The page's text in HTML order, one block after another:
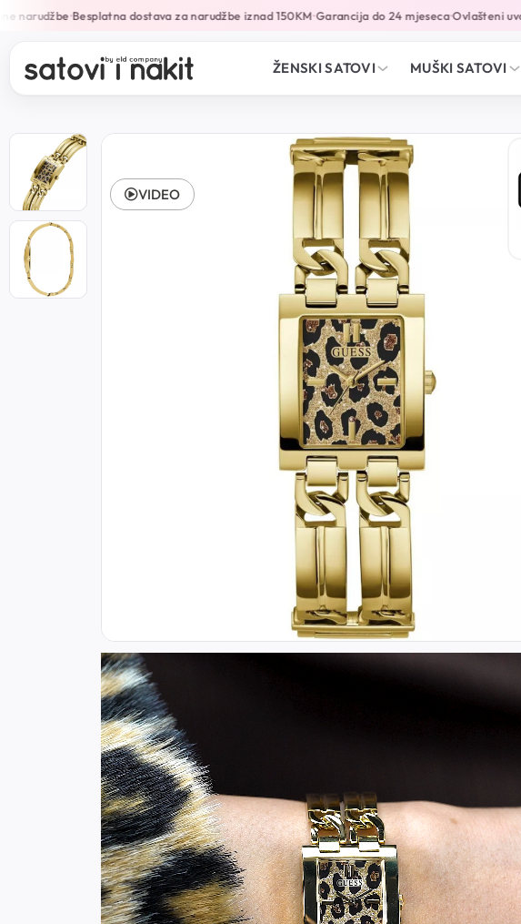
narudžbe•Besplatna dostava za narudžbe iznad 150KM•Garancija do 24 mjeseca•Ovlašteni
ŽENSKI SATOVI MUŠKI SATOVI
VIDEO